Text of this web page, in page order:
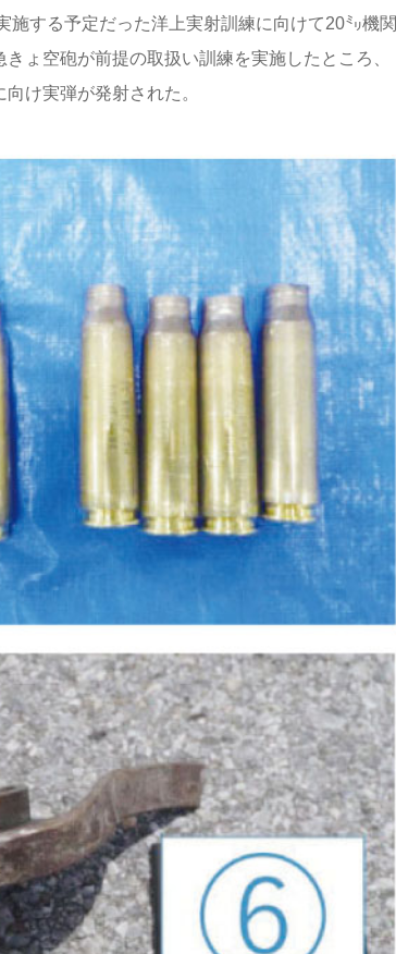
する予定だった洋上実射訓練に向けて20㍉機関
ょ空砲が前提の取扱い訓練を実施したところ、
け実弾が発射された。